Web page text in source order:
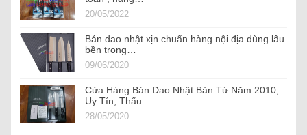
20/05/2022
Bán dao nhật xịn chuẩn hàng nội địa dùng lâu
bền trong…
09/06/2020
Cửa Hàng Bán Dao Nhật Bản Từ Năm 2010,
Uy Tín, Thấu…
28/05/2020